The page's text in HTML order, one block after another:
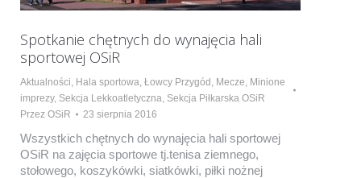
Spotkanie chętnych do wynajęcia hali
sportowej OSiR
Aktualności, Hala sportowa, Łowcy Przygód, Mecze, Minione
imprezy, Sekcja Lekkoatletyczna, Sekcja Piłkarska OSiR
Przez OSiR 23 sierpnia 2016
Wszystkich chętnych do wynajęcia hali sportowej
OSiR na zajęcia sportowe tj.tenisa ziemnego,
stołowego, koszykówki, siatkówki, piłki nożnej